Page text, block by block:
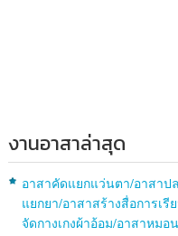
งานอาสาล่าสุด
อาสาคัดแยกแว่นตา/อาสาป
แยกยา/อาสาสร้างสื่อการเ
จัดกางเกงผ้าอ้อม/อาสาหมอ